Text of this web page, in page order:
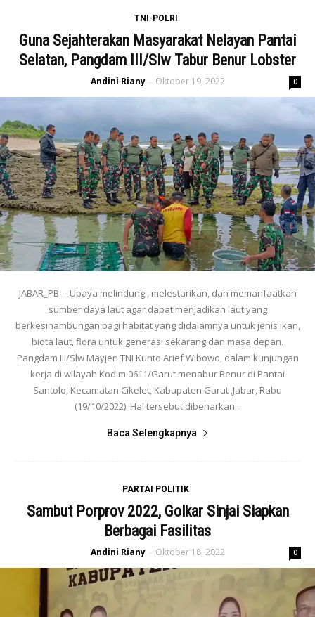
TNI-POLRI
Guna Sejahterakan Masyarakat Nelayan Pantai
Selatan, Pangdam III/Slw Tabur Benur Lobster
Andini Riany - Oktober 19, 2022 0
JABAR_PB--- Upaya melindungi, melestarikan, dan memanfaatkan
sumber daya laut agar dapat menjadikan laut yang
berkesinambungan bagi habitat yang didalamnya untuk jenis ikan,
biota laut, flora untuk generasi sekarang dan masa depan.
Pangdam III/Slw Mayjen TNI Kunto Arief Wibowo, dalam kunjungan
kerja di wilayah Kodim 0611/Garut menabur Benur di Pantai
Santolo, Kecamatan Cikelet, Kabupaten Garut ,Jabar, Rabu
(19/10/2022). Hal tersebut dibenarkan...
Baca Selengkapnya
PARTAI POLITIK
Sambut Porprov 2022, Golkar Sinjai Siapkan
Berbagai Fasilitas
Andini Riany - Oktober 18, 2022 0